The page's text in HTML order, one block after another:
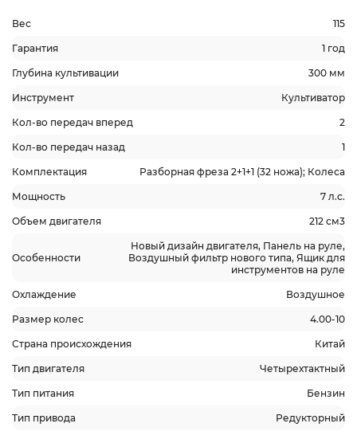
Вес 115
Гарантия 1 год
Глубина культивации 300 мм
Инструмент Культиватор
Кол-во передач вперед 2
Кол-во передач назад 1
Комплектация Разборная фреза 2+1+1 (32 ножа); Колеса
Мощность 7 л.с.
Объем двигателя 212 см3
Особенности
Новый дизайн двигателя, Панель на руле,
Воздушный фильтр нового типа, Ящик для
инструментов на руле
Охлаждение Воздушное
Размер колес 4.00-10
Страна происхождения Китай
Тип двигателя Четырехтактный
Тип питания Бензин
Тип привода Редукторный